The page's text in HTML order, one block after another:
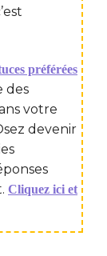
préférées
des
votre
devenir
Cliquez ici et